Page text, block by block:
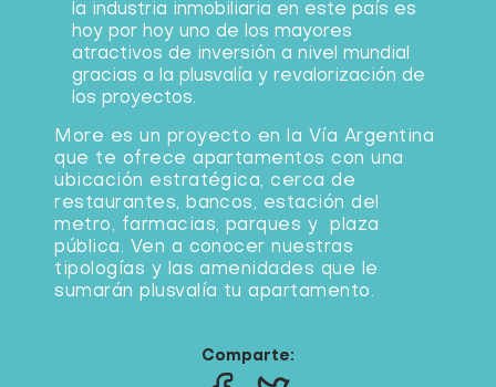
la industria inmobiliaria en este país es
hoy por hoy uno de los mayores
atractivos de inversión a nivel mundial
gracias a la plusvalía y revalorización de
los proyectos.
More es un proyecto en la Vía Argentina
que te ofrece apartamentos con una
ubicación estratégica, cerca de
restaurantes, bancos, estación del
metro, farmacias, parques y plaza
pública. Ven a conocer nuestras
tipologías y las amenidades que le
sumarán plusvalía tu apartamento.
Comparte: